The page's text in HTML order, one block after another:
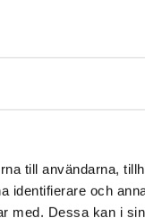
till användarna,
identifierare och
med. Dessa kan i